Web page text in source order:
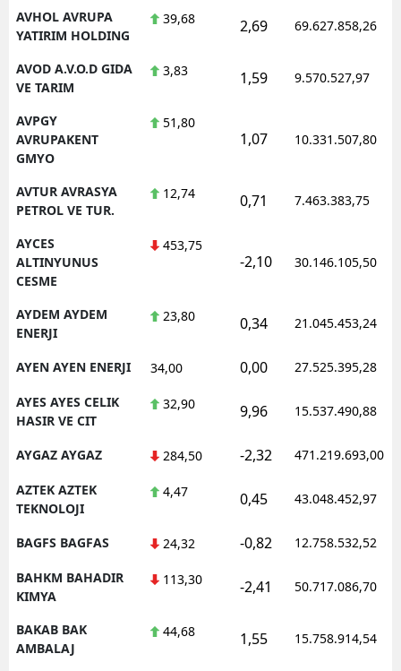
AVHOL AVRUPA
YATIRIM HOLDING
39,68 2,69 69.627.858,26
AVOD A.V.O.D GIDA
VE TARIM
3,83 1,59 9.570.527,97
AVPGY
AVRUPAKENT
GMYO
51,80
1,07 10.331.507,80
AVTUR AVRASYA
PETROL VE TUR.
12,74 0,71 7.463.383,75
AYCES
ALTINYUNUS
CESME
453,75
-2,10 30.146.105,50
AYDEM AYDEM
ENERJI
23,80 0,34 21.045.453,24
AYEN AYEN ENERJI 34,00 0,00 27.525.395,28
AYES AYES CELIK
HASIR VE CIT
32,90 9,96 15.537.490,88
AYGAZ AYGAZ 284,50 -2,32 471.219.693,00
AZTEK AZTEK
TEKNOLOJI
4,47 0,45 43.048.452,97
BAGFS BAGFAS 24,32 -0,82 12.758.532,52
BAHKM BAHADIR
KIMYA
113,30 -2,41 50.717.086,70
BAKAB BAK
AMBALAJ
44,68 1,55 15.758.914,54